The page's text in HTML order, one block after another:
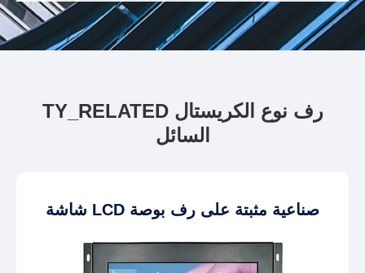
TY_RELATED رف نوع الكريستال
السائل
شاشة LCD صناعية مثبتة على رف بوصة